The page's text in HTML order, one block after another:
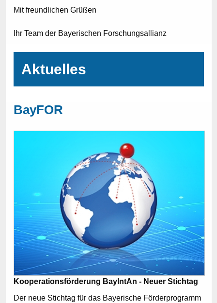
Mit freundlichen Grüßen
Ihr Team der Bayerischen Forschungsallianz
Aktuelles
BayFOR
Kooperationsförderung BayIntAn - Neuer Stichtag
Der neue Stichtag für das Bayerische Förderprogramm